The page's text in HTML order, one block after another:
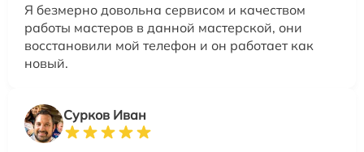
Я безмерно довольна сервисом и качеством
работы мастеров в данной мастерской, они
восстановили мой телефон и он работает как
новый.
Сурков Иван